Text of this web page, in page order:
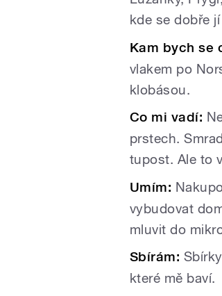
kde se dobře
Kam bych se
vlakem po
klobásou.
Co mi vadí:
prstech.
tupost. Ale to
Umím:
vybudovat
mluvit do
Sbírám:
které mě baví.